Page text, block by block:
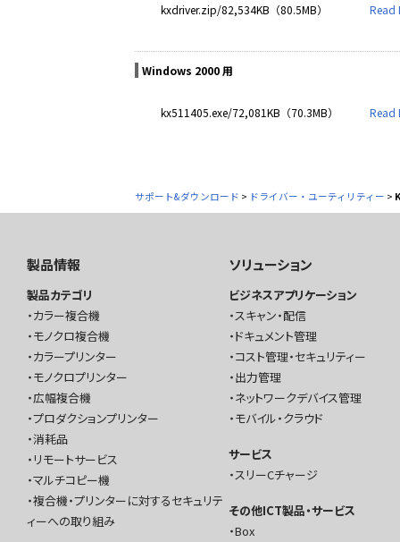
kxdriver.zip/82,534KB（80.5MB） Read
Windows 2000 用
kx511405.exe/72,081KB（70.3MB） Read
サポート&ダウンロード > ドライバー・ユーティリティー >
製品情報
製品カテゴリ
カラー複合機
モノクロ複合機
カラープリンター
モノクロプリンター
広幅複合機
プロダクションプリンター
消耗品
リモートサービス
マルチコピー機
複合機・プリンターに対するセキュリテ
ィーへの取り組み
ソリューション
ビジネスアプリケーション
スキャン・配信
ドキュメント管理
コスト管理・セキュリティー
出力管理
ネットワークデバイス管理
モバイル・クラウド
サービス
スリーCチャージ
その他ICT製品・サービス
Box